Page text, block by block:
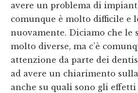
avere un problema di
comunque è molto difficile e
nuovamente. Diciamo che le
molto diverse, ma c’è
attenzione da parte dei
ad avere un chiarimento
anche su quali sono gli